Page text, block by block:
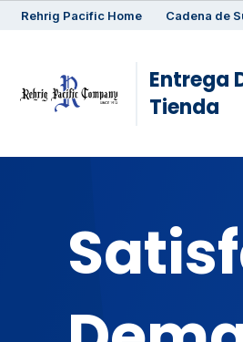
Rehrig Pacific Home Cadena de
Entrega
Tienda